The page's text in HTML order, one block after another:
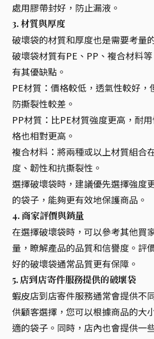
處用膠帶封好，防止漏液。
3. 材質與厚度
破壞袋的材質和厚度也是需要考量
破壞袋材質有PE、PP、複合材料
有其優缺點。
PE材質：價格較低，透氣性較好，
防撕裂性較差。
PP材質：比PE材質強度更高，耐
格也相對更高。
複合材料：將兩種或以上材質組合
度、韌性和抗撕裂性。
選擇破壞袋時，建議優先選擇強度
的袋子，能夠更有效地保護商品。
4. 商家評價與銷量
在選擇破壞袋時，可以參考其他買
量，瞭解產品的品質和信譽度。評
好的破壞袋通常品質更有保障。
5. 店到店寄件服務提供的破壞袋
蝦皮店到店寄件服務通常會提供不
供顧客選擇，您可以根據商品的大
適的袋子。同時，店內也會提供一